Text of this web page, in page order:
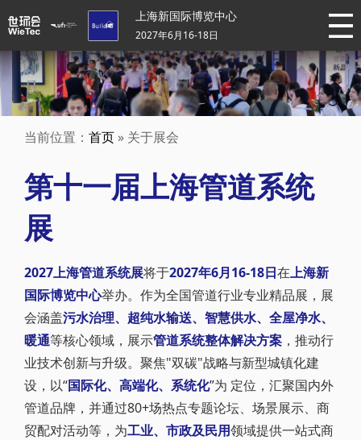
上海新国际博览中心
2027年6月16-18日
当前位置： 首页 » 关于展会
第十一届上海管道系统
展
2027上海管道系统展将于2027年6月16-18日在上海新
国际博览中心举办。作为全国管道行业专业精品展，展
会涵盖污水治理、超纯水输送、智慧供水、全屋净水、
暖通等核心领域，展示管道系统整体解决方案 ，推动行
业技术创新与升级。聚焦"双碳"战略与新型城镇化建
设，以“国际化、高端化、系统化”为 定位，汇聚国内外
管道品牌，并通过80+场热点专题论坛、场景展示、商
贸配对活动等，为工业、市政及民用领域提供一站式商